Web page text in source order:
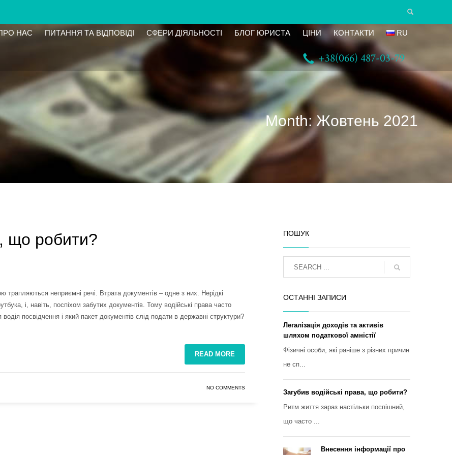
НАС ПИТАННЯ ТА ВІДПОВІДІ СФЕРИ ДІЯЛЬНОСТІ БЛОГ ЮРИСТА ЦІНИ КОНТАКТИ RU
+38(066) 487-03-79
Month: Жовтень 2021
що робити?
неприємні речі. Втрата документів – одне з них. Нерідкі
і, навіть, поспіхом забутих документів. Тому водійські права часто
посвідчення і який пакет документів слід подати в державні структури?
READ MORE
NO COMMENTS
ПОШУК
ОСТАННІ ЗАПИСИ
Легалізація доходів та активів
шляхом податкової амністії
Фізичні особи, які раніше з різних причин
не сп...
Загубив водійські права, що робити?
Ритм життя зараз настільки поспішний,
що часто ...
Внесення інформації про